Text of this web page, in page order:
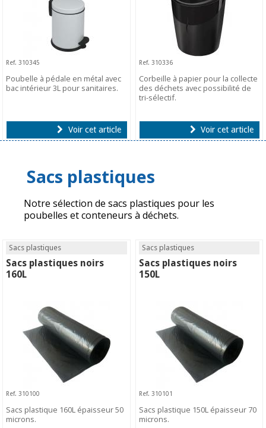
Ref. 310345
Poubelle à pédale en métal avec
bac intérieur 3L pour sanitaires.
Voir cet article
Ref. 310336
Corbeille à papier pour la collecte
des déchets avec possibilité de
tri-sélectif.
Voir cet article
Sacs plastiques
Notre sélection de sacs plastiques pour les
poubelles et conteneurs à déchets.
Sacs plastiques
Sacs plastiques noirs
160L
Ref. 310100
Sacs plastique 160L épaisseur 50
microns.
Sacs plastiques
Sacs plastiques noirs
150L
Ref. 310101
Sacs plastique 150L épaisseur 70
microns.